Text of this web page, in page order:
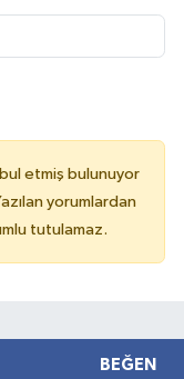
etmiş bulunuyor
yorumlardan
tutulamaz.
BEĞEN